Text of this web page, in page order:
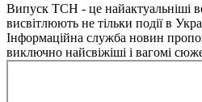
Випуск ТСН - це найактуальніші
висвітлюють не тільки події в
Інформаційна служба новин
виключно найсвіжіші і вагомі